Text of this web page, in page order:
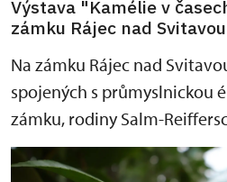
Výstava "Kamélie v
zámku Rájec nad Svitavou
Na zámku Rájec nad
spojených s průmyslnickou
zámku, rodiny Salm-